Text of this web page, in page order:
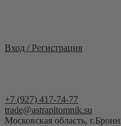
Вход / Регистрация
+7 (927) 417-74-77
trade@astrapitomnik.su
Московская область,